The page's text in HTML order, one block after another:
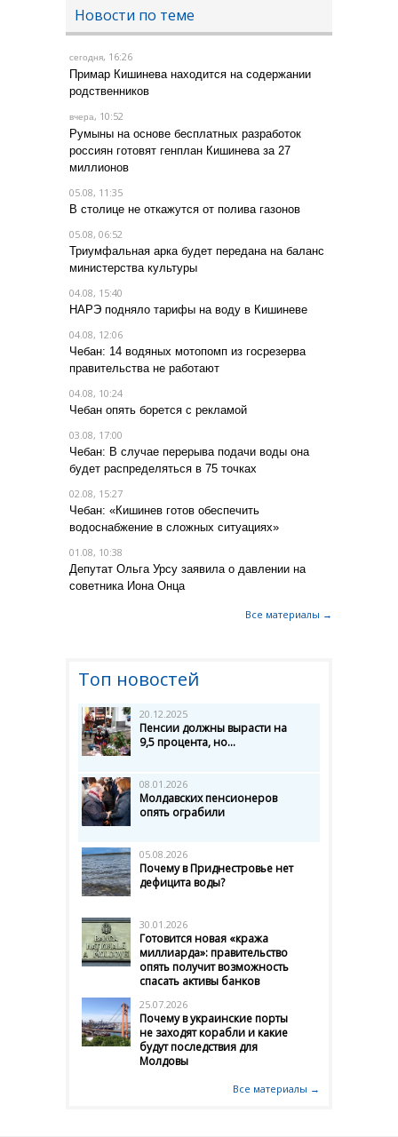
Новости по теме
сегодня, 16:26
Примар Кишинева находится на содержании
родственников
вчера, 10:52
Румыны на основе бесплатных разработок
россиян готовят генплан Кишинева за 27
миллионов
05.08, 11:35
В столице не откажутся от полива газонов
05.08, 06:52
Триумфальная арка будет передана на баланс
министерства культуры
04.08, 15:40
НАРЭ подняло тарифы на воду в Кишиневе
04.08, 12:06
Чебан: 14 водяных мотопомп из госрезерва
правительства не работают
04.08, 10:24
Чебан опять борется с рекламой
03.08, 17:00
Чебан: В случае перерыва подачи воды она
будет распределяться в 75 точках
02.08, 15:27
Чебан: «Кишинев готов обеспечить
водоснабжение в сложных ситуациях»
01.08, 10:38
Депутат Ольга Урсу заявила о давлении на
советника Иона Онца
Все материалы →
Топ новостей
20.12.2025
Пенсии должны вырасти на
9,5 процента, но...
08.01.2026
Молдавских пенсионеров
опять ограбили
05.08.2026
Почему в Приднестровье нет
дефицита воды?
30.01.2026
Готовится новая «кража
миллиарда»: правительство
опять получит возможность
спасать активы банков
25.07.2026
Почему в украинские порты
не заходят корабли и какие
будут последствия для
Молдовы
Все материалы →